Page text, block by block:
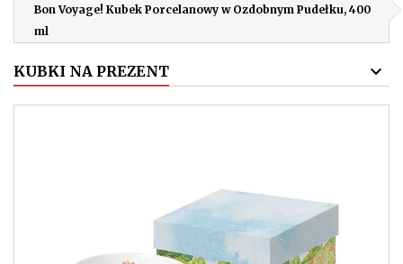
Bon Voyage! Kubek Porcelanowy w Ozdobnym Pudełku, 400
ml
KUBKI NA PREZENT